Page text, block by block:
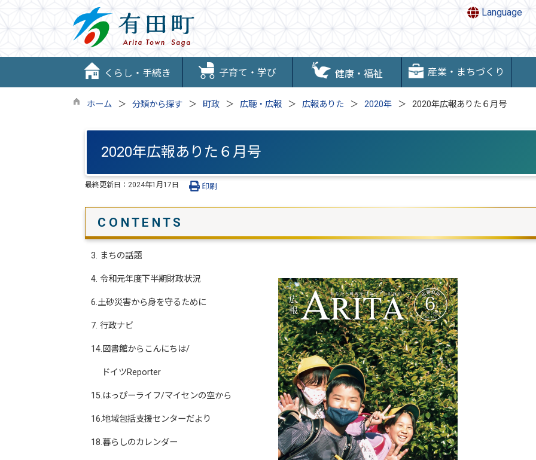
Language
くらし・手続き 子育て・学び 健康・福祉 産業・まちづくり
ホーム 分類から探す 町政 広聴・広報 広報ありた 2020年 2020年広報ありた６月号
2020年広報ありた６月号
最終更新日： 2024年1月17日 印刷
C O N T E N T S
3. まちの話題
4. 令和元年度下半期財政状況
6.土砂災害から身を守るために
7. 行政ナビ
14.図書館からこんにちは/
ドイツReporter
15.はっぴーライフ/マイセンの空から
16.地域包括支援センターだより
18.暮らしのカレンダー